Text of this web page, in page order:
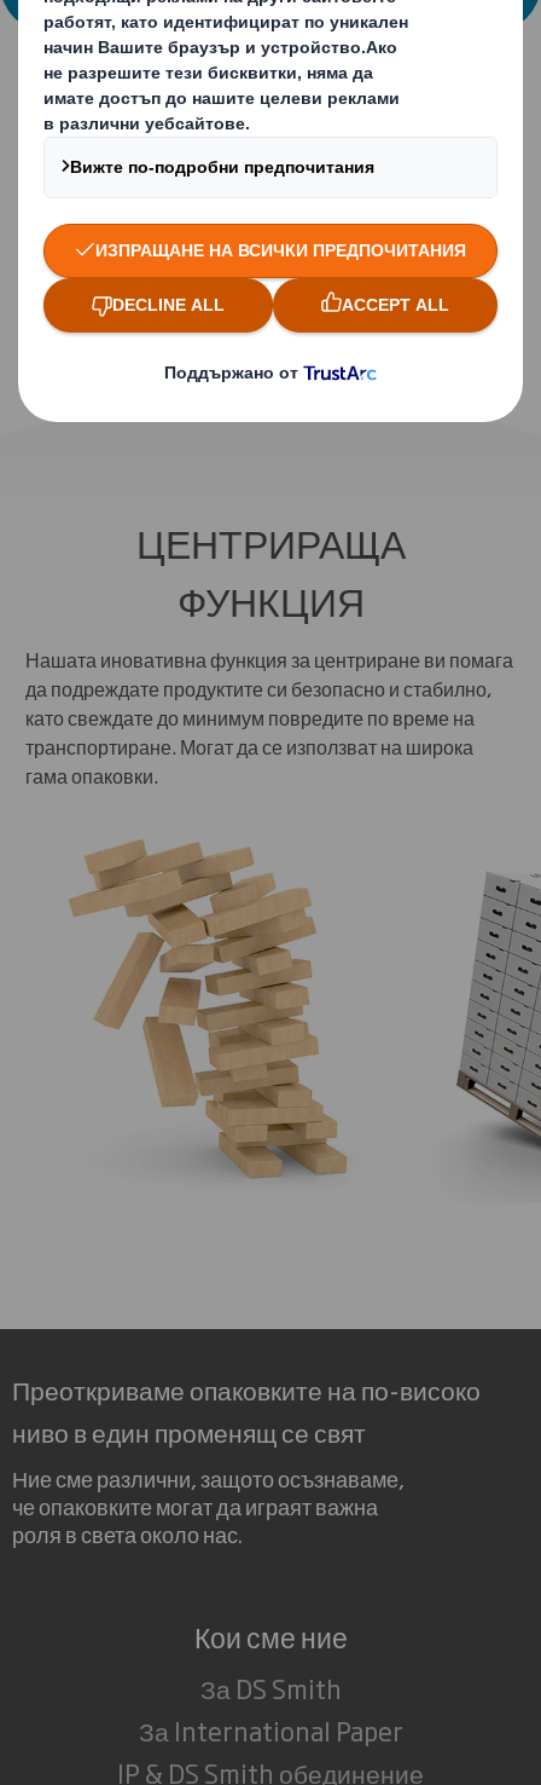
Иновация
Центрираща функция - перфектно
подреждане и по-ниски разходи всеки
път
ЦЕНТРИРАЩА
ФУНКЦИЯ
Нашата иновативна функция за центриране ви помага
да подреждате продуктите си безопасно и стабилно,
като свеждате до минимум повредите по време на
транспортиране. Могат да се използват на широка
гама опаковки.
Преоткриваме опаковките на по-високо
ниво в един променящ се свят
Ние сме различни, защото осъзнаваме,
че опаковките могат да играят важна
роля в света около нас.
Кои сме ние
За DS Smith
За International Paper
IP & DS Smith обединение